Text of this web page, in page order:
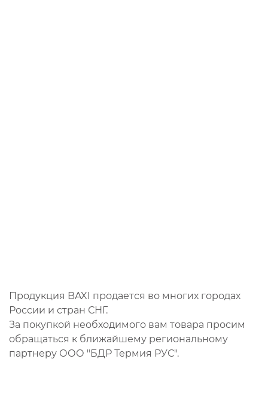
Продукция BAXI продается во многих городах
России и стран СНГ.
За покупкой необходимого вам товара просим
обращаться к ближайшему региональному
партнеру ООО "БДР Термия РУС".